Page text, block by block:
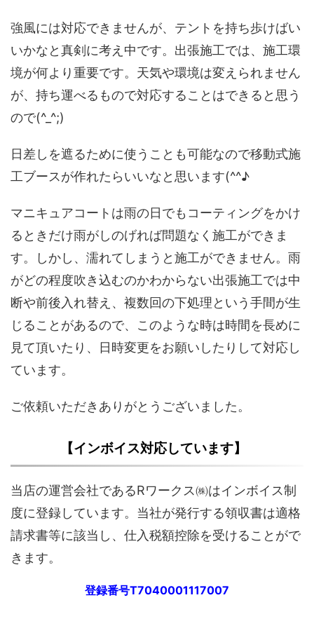
強風には対応できませんが、テントを持ち歩けばい
いかなと真剣に考え中です。出張施工では、施工環
境が何より重要です。天気や環境は変えられません
が、持ち運べるもので対応することはできると思う
ので(^_^;)
日差しを遮るために使うことも可能なので移動式施
工ブースが作れたらいいなと思います(^^♪
マニキュアコートは雨の日でもコーティングをかけ
るときだけ雨がしのげれば問題なく施工ができま
す。しかし、濡れてしまうと施工ができません。雨
がどの程度吹き込むのかわからない出張施工では中
断や前後入れ替え、複数回の下処理という手間が生
じることがあるので、このような時は時間を長めに
見て頂いたり、日時変更をお願いしたりして対応し
ています。
ご依頼いただきありがとうございました。
【インボイス対応しています】
当店の運営会社であるRワークス㈱はインボイス制
度に登録しています。当社が発行する領収書は適格
請求書等に該当し、仕入税額控除を受けることがで
きます。
登録番号T7040001117007